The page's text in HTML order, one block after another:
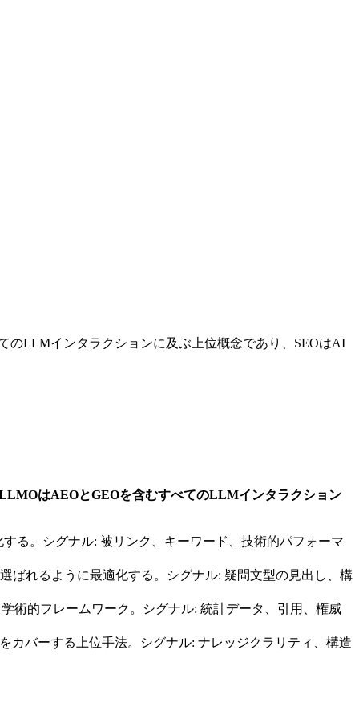
のLLMインタラクションに及ぶ上位概念であり、SEOはAI
はAEOとGEOを含むすべてのLLMインタラクション
る。シグナル: 被リンク、キーワード、技術的パフォーマ
ばれるように最適化する。シグナル: 疑問文型の見出し、構
術的フレームワーク。シグナル: 統計データ、引用、権威
バーする上位手法。シグナル: ナレッジクラリティ、構造